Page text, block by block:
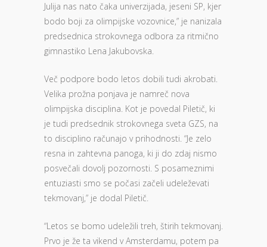
Julija nas nato čaka univerzijada, jeseni SP, kjer
bodo boji za olimpijske vozovnice,” je nanizala
predsednica strokovnega odbora za ritmično
gimnastiko Lena Jakubovska.
Več podpore bodo letos dobili tudi akrobati.
Velika prožna ponjava je namreč nova
olimpijska disciplina. Kot je povedal Piletič, ki
je tudi predsednik strokovnega sveta GZS, na
to disciplino računajo v prihodnosti. “Je zelo
resna in zahtevna panoga, ki ji do zdaj nismo
posvečali dovolj pozornosti. S posameznimi
entuziasti smo se počasi začeli udeleževati
tekmovanj,” je dodal Piletič.
“Letos se bomo udeležili treh, štirih tekmovanj.
Prvo je že ta vikend v Amsterdamu, potem pa